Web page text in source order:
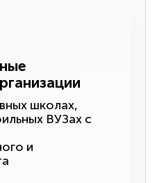
школах,
ВУЗах с
и